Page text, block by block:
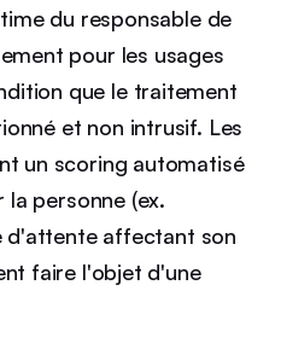
du responsable de
pour les usages
que le traitement
et non intrusif. Les
un scoring automatisé
personne (ex.
d'attente affectant son
faire l'objet d'une